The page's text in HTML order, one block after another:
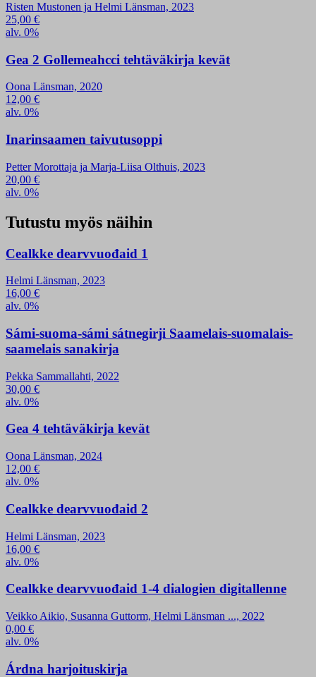
Risten Mustonen ja Helmi Länsman, 2023
25,00 €
alv. 0%
Gea 2 Gollemeahcci tehtäväkirja kevät
Oona Länsman, 2020
12,00 €
alv. 0%
Inarinsaamen taivutusoppi
Petter Morottaja ja Marja-Liisa Olthuis, 2023
20,00 €
alv. 0%
Tutustu myös näihin
Cealkke dearvvuođaid 1
Helmi Länsman, 2023
16,00 €
alv. 0%
Sámi-suoma-sámi sátnegirji Saamelais-suomalais-
saamelais sanakirja
Pekka Sammallahti, 2022
30,00 €
alv. 0%
Gea 4 tehtäväkirja kevät
Oona Länsman, 2024
12,00 €
alv. 0%
Cealkke dearvvuođaid 2
Helmi Länsman, 2023
16,00 €
alv. 0%
Cealkke dearvvuođaid 1-4 dialogien digitallenne
Veikko Aikio, Susanna Guttorm, Helmi Länsman ..., 2022
0,00 €
alv. 0%
Árdna harjoituskirja